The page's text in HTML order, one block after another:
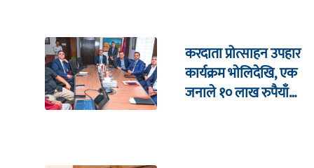
करदाता प्रोत्साहन उपहार
कार्यक्रम भाेलिदेखि, एक
जनाले १० लाख रुपैयाँ